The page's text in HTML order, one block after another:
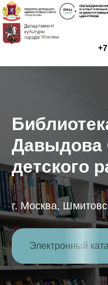
Давыдова
детского
г. Москва,
Электронный